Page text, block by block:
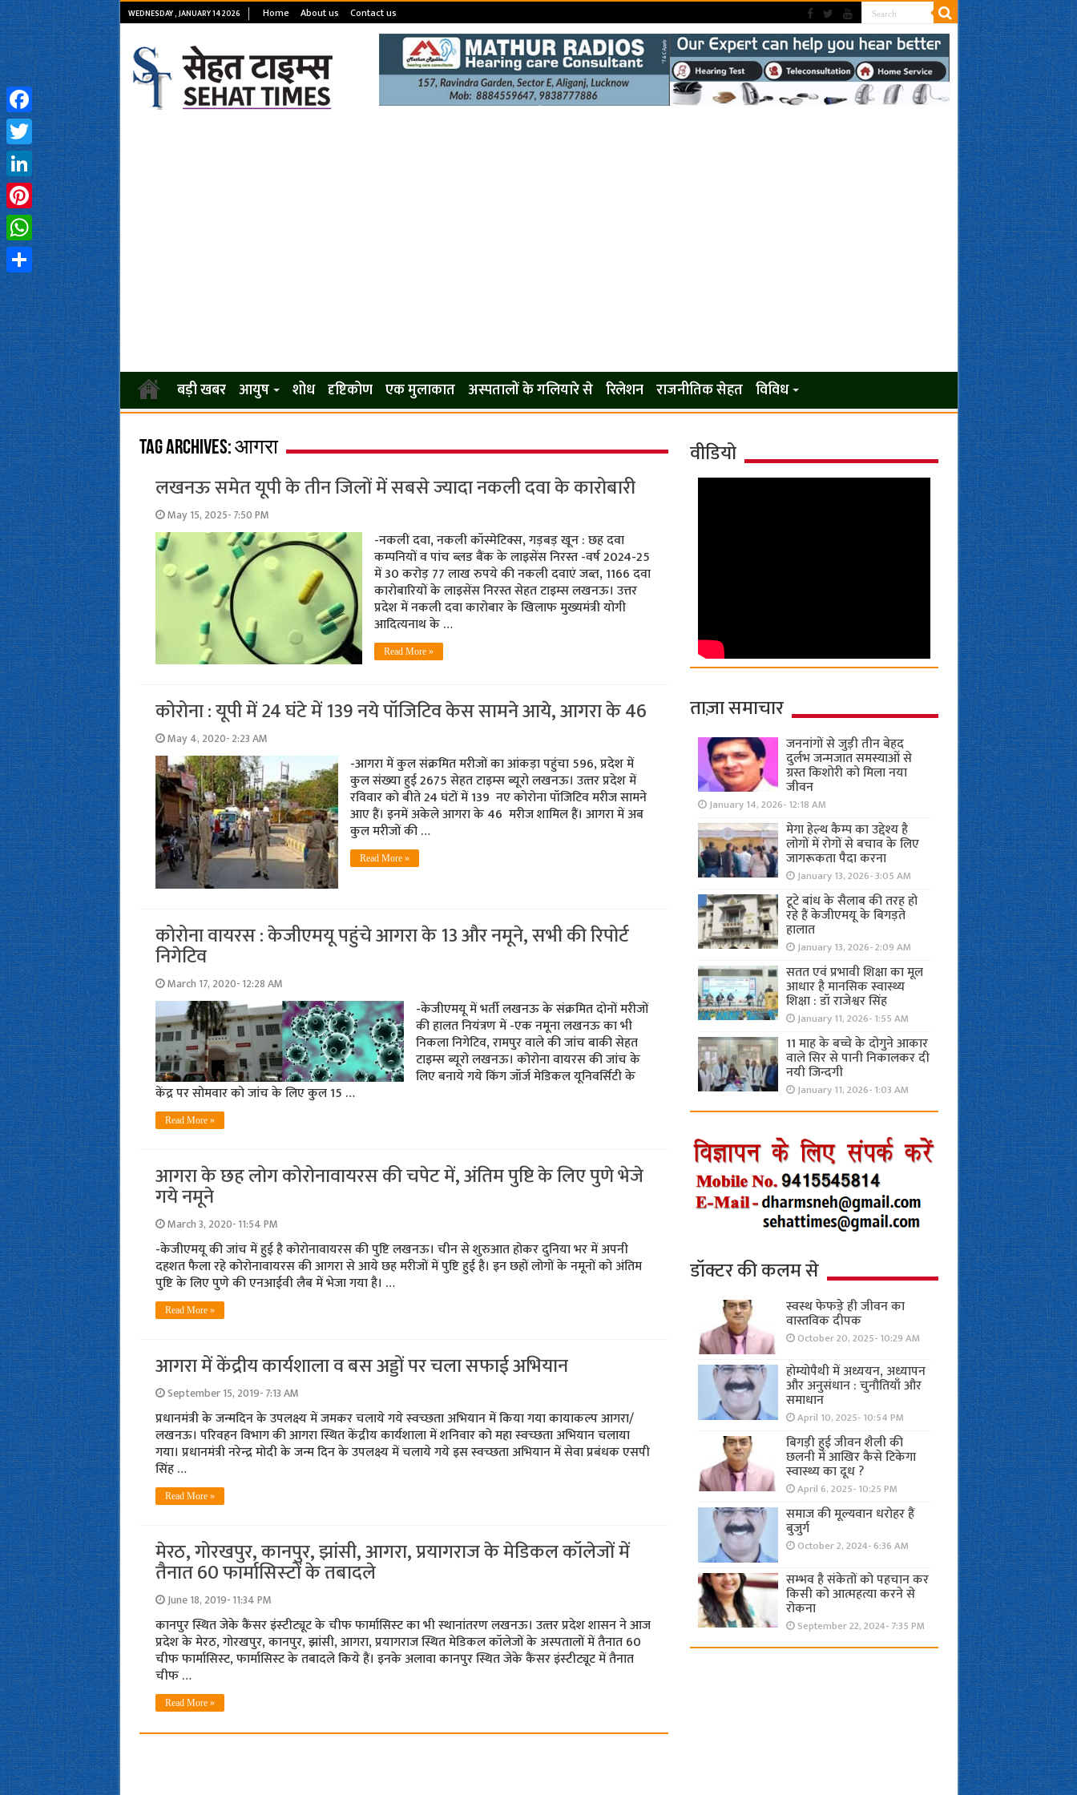
WEDNESDAY , JANUARY 14 2026 Home About us Contact us
बड़ी खबर आयुष शोध दृष्टिकोण एक मुलाकात अस्पतालों के गलियारे से रिलेशन राजनीतिक सेहत विविध
Tag Archives:आगरा
लखनऊ समेत यूपी के तीन जिलों में सबसे ज्यादा नकली दवा के कारोबारी
May 15, 2025- 7:50 PM
-नकली दवा, नकली कॉस्मेटिक्स, गड़बड़ खून : छह दवा
कम्पनियों व पांच ब्लड बैंक के लाइसेंस निरस्त -वर्ष 2024-25
में 30 करोड़ 77 लाख रुपये की नकली दवाएं जब्त, 1166 दवा
कारोबारियों के लाइसेंस निरस्त सेहत टाइम्स लखनऊ। उत्तर
प्रदेश में नकली दवा कारोबार के खिलाफ मुख्यमंत्री योगी
आदित्यनाथ के …
Read More »
कोरोना : यूपी में 24 घंटे में 139 नये पॉजिटिव केस सामने आये, आगरा के 46
May 4, 2020- 2:23 AM
-आगरा में कुल संक्रमित मरीजों का आंकड़ा पहुंचा 596, प्रदेश में
कुल संख्‍या हुई 2675 सेहत टाइम्‍स ब्‍यूरो लखनऊ। उत्‍तर प्रदेश में
रविवार को बीते 24 घंटों में 139 नए कोरोना पॉजिटिव मरीज सामने
आए हैं। इनमें अकेले आगरा के 46 मरीज शामिल हैं। आगरा में अब
कुल मरीजों की …
Read More »
कोरोना वायरस : केजीएमयू पहुंचे आगरा के 13 और नमूने, सभी की रिपोर्ट
निगेटिव
March 17, 2020- 12:28 AM
-केजीएमयू में भर्ती लखनऊ के संक्रमित दोनों मरीजों
की हालत नियंत्रण में -एक नमूना लखनऊ का भी
निकला निगेटिव, रामपुर वाले की जांच बाकी सेहत
टाइम्‍स ब्‍यूरो लखनऊ। कोरोना वायरस की जांच के
लिए बनाये गये किंग जॉर्ज मेडिकल यूनिवर्सिटी के
केंद्र पर सोमवार को जांच के लिए कुल 15 …
Read More »
आगरा के छह लोग कोरोनावायरस की चपेट में, अंतिम पुष्टि के लिए पुणे भेजे
गये नमूने
March 3, 2020- 11:54 PM
-केजीएमयू की जांच में हुई है कोरोनावायरस की पुष्टि लखनऊ। चीन से शुरुआत होकर दुनिया भर में अपनी
दहशत फैला रहे कोरोनावायरस की आगरा से आये छह मरीजों में पुष्टि हुई है। इन छहों लोगों के नमूनों को अंतिम
पुष्टि के लिए पुणे की एनआईवी लैब में भेजा गया है। …
Read More »
आगरा में केंद्रीय कार्यशाला व बस अड्डों पर चला सफाई अभियान
September 15, 2019- 7:13 AM
प्रधानमंत्री के जन्‍मदिन के उपलक्ष्‍य में जमकर चलाये गये स्‍वच्‍छता अभियान में किया गया कायाकल्‍प आगरा/
लखनऊ। परिवहन विभाग की आगरा स्थित केंद्रीय कार्यशाला में शनिवार को महा स्‍वच्‍छता अभियान चलाया
गया। प्रधानमंत्री नरेन्‍द्र मोदी के जन्‍म दिन के उपलक्ष्‍य में चलाये गये इस स्‍वच्‍छता अभियान में सेवा प्रबंधक एसपी
सिंह …
Read More »
मेरठ, गोरखपुर, कानपुर, झांसी, आगरा, प्रयागराज के मेडिकल कॉलेजों में
तैनात 60 फार्मासिस्‍टों के तबादले
June 18, 2019- 11:34 PM
कानपुर स्थित जेके कैंसर इंस्‍टीट्यूट के चीफ फार्मासिस्‍ट का भी स्‍थानांतरण लखनऊ। उत्‍तर प्रदेश शासन ने आज
प्रदेश के मेरठ, गोरखपुर, कानपुर, झांसी, आगरा, प्रयागराज स्थित मेडिकल कॉलेजों के अस्‍पतालों में तैनात 60
चीफ फार्मासिस्‍ट, फार्मासिस्‍ट के तबादले किये हैं। इनके अलावा कानपुर स्थित जेके कैंसर इंस्‍टीट्यूट में तैनात
चीफ …
Read More »
वीडियो
ताज़ा समाचार
जननांगों से जुड़ी तीन बेहद
दुर्लभ जन्मजात समस्याओं से
ग्रस्त किशोरी को मिला नया
जीवन
January 14, 2026- 12:18 AM
मेगा हेल्थ कैम्प का उद्देश्य है
लोगों में रोगों से बचाव के लिए
जागरूकता पैदा करना
January 13, 2026- 3:05 AM
टूटे बांध के सैलाब की तरह हो
रहे हैं केजीएमयू के बिगड़ते
हालात
January 13, 2026- 2:09 AM
सतत एवं प्रभावी शिक्षा का मूल
आधार है मानसिक स्वास्थ्य
शिक्षा : डॉ राजेश्वर सिंह
January 11, 2026- 1:55 AM
11 माह के बच्चे के दोगुने आकार
वाले सिर से पानी निकालकर दी
नयी जिन्दगी
January 11, 2026- 1:03 AM
डॉक्टर की कलम से
स्वस्थ फेफड़े ही जीवन का
वास्तविक दीपक
October 20, 2025- 10:29 AM
होम्योपैथी में अध्ययन, अध्यापन
और अनुसंधान : चुनौतियाँ और
समाधान
April 10, 2025- 10:54 PM
बिगड़ी हुई जीवन शैली की
छलनी में आखिर कैसे टिकेगा
स्वास्थ्य का दूध ?
April 6, 2025- 10:25 PM
समाज की मूल्यवान धरोहर हैं
बुजुर्ग
October 2, 2024- 6:36 AM
सम्भव है संकेतों को पहचान कर
किसी को आत्महत्या करने से
रोकना
September 22, 2024- 7:35 PM
Facebook
Twitter
LinkedIn
Pinterest
WhatsApp
Share